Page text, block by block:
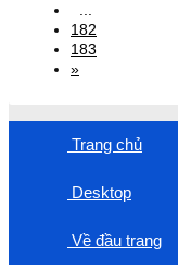
182
183
»
Trang chủ
Desktop
Về đầu trang